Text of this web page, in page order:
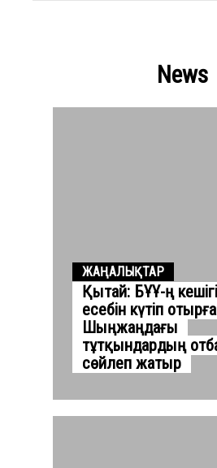
News
ЖАҢАЛЫҚТАР
Қытай: БҰҰ-ң
есебін күтіп
Шыңжаңдағы
тұтқындардың
сөйлеп жатыр